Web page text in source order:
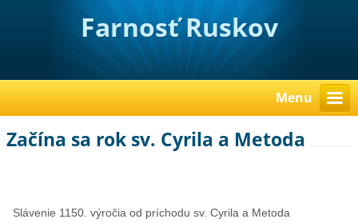
Farnosť Ruskov
Menu
Začína sa rok sv. Cyrila a Metoda
Slávenie 1150. výročia od príchodu sv. Cyrila a Metoda